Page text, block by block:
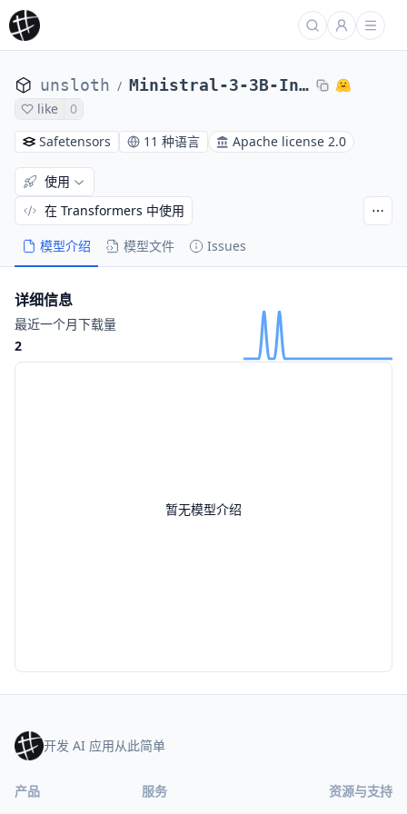
unsloth / Ministral-3-3B-Instruct-2512
like
0
Safetensors
11 种语言 Apache license 2.0
模型介绍 模型文件 Issues
使用
在 Transformers 中使用
暂无模型介绍
详细信息
最近一个月下载量
2
开发 AI 应用从此简单
产品 服务 资源与支持